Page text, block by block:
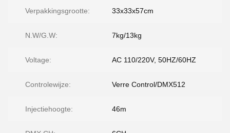
Verpakkingsgrootte: 33x33x57cm
N.W/G.W: 7kg/13kg
Voltage: AC 110/220V, 50HZ/60HZ
Controlewijze: Verre Control/DMX512
Injectiehoogte: 46m